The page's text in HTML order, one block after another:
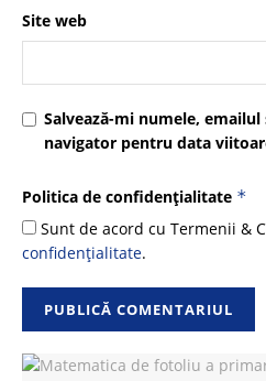
Site web
Salvează-mi numele,
navigator pentru data
Politica de confidențialitate *
Sunt de acord cu Termenii &
confidențialitate.